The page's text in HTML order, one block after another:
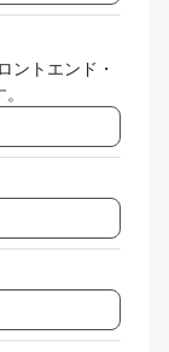
ントエンド・